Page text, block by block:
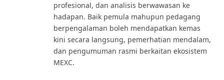
profesional, dan analisis berwawasan ke
hadapan. Baik pemula mahupun pedagang
berpengalaman boleh mendapatkan kemas
kini secara langsung, pemerhatian mendalam,
dan pengumuman rasmi berkaitan ekosistem
MEXC.